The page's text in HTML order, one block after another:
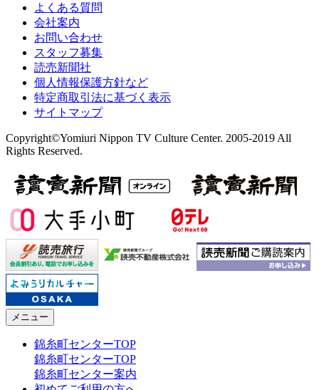
よくある質問
会社案内
お問い合わせ
スタッフ募集
読売新聞社
個人情報保護方針など
特定商取引法に基づく表示
サイトマップ
Copyright©Yomiuri Nippon TV Culture Center. 2005-2019 All
Rights Reserved.
メニュー
錦糸町センターTOP
錦糸町センターTOP
錦糸町センター案内